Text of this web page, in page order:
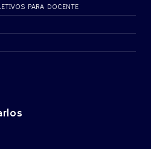
PARA DOCENTE